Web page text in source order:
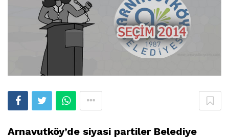
Arnavutköy’de siyasi partiler Belediye